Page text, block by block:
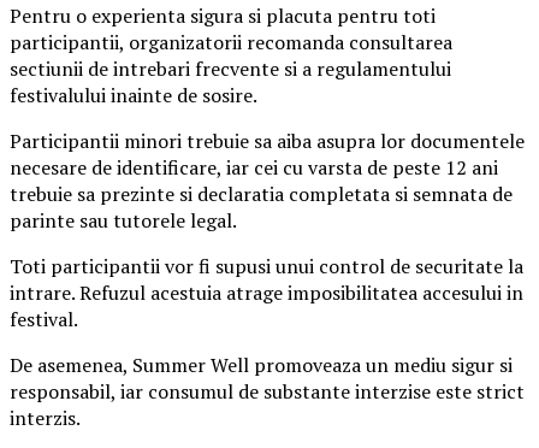
Pentru o experienta sigura si placuta pentru toti
participantii, organizatorii recomanda consultarea
sectiunii de intrebari frecvente si a regulamentului
festivalului inainte de sosire.
Participantii minori trebuie sa aiba asupra lor documentele
necesare de identificare, iar cei cu varsta de peste 12 ani
trebuie sa prezinte si declaratia completata si semnata de
parinte sau tutorele legal.
Toti participantii vor fi supusi unui control de securitate la
intrare. Refuzul acestuia atrage imposibilitatea accesului in
festival.
De asemenea, Summer Well promoveaza un mediu sigur si
responsabil, iar consumul de substante interzise este strict
interzis.